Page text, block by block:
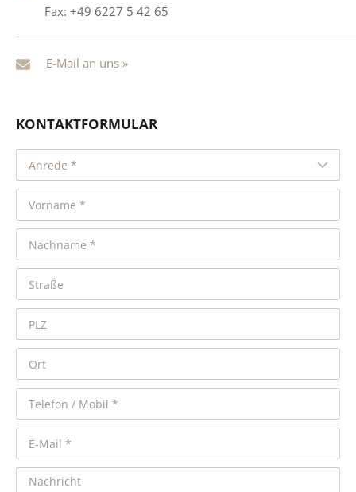
Fax: +49 6227 5 42 65
E-Mail an uns »
KONTAKTFORMULAR